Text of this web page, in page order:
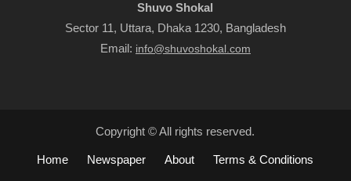
Shuvo Shokal
Sector 11, Uttara, Dhaka 1230, Bangladesh
Email: info@shuvoshokal.com
Copyright © All rights reserved.
Home Newspaper About Terms & Conditions